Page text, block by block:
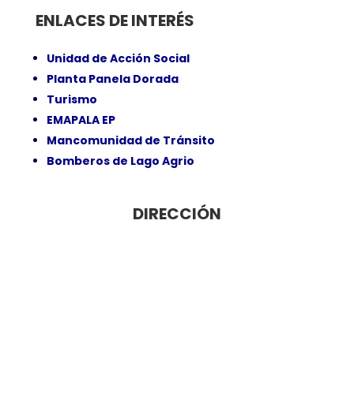
ENLACES DE INTERÉS
Unidad de Acción Social
Planta Panela Dorada
Turismo
EMAPALA EP
Mancomunidad de Tránsito
Bomberos de Lago Agrio
DIRECCIÓN